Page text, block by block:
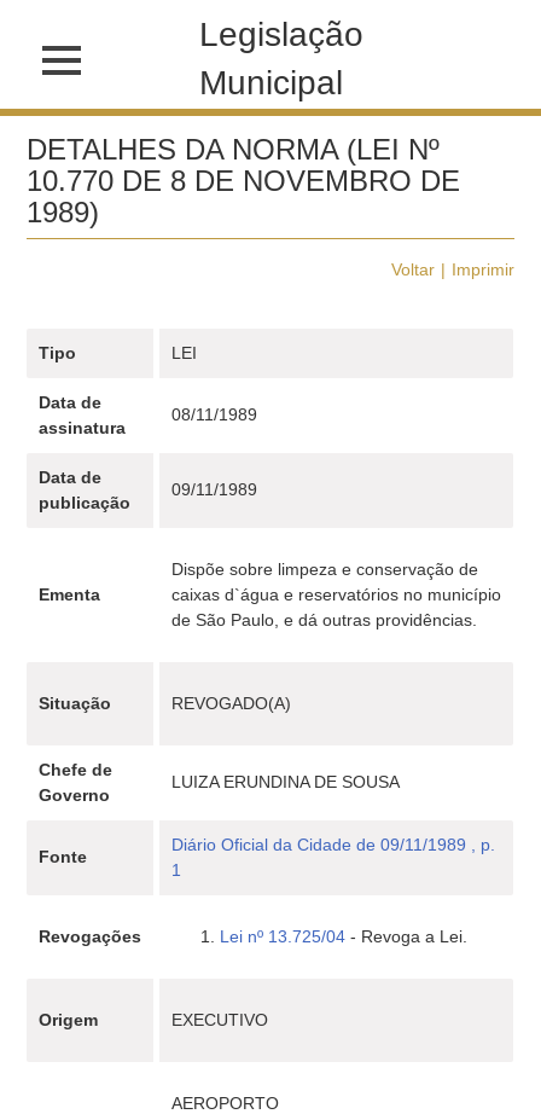
Legislação
Municipal
DETALHES DA NORMA (LEI Nº
10.770 DE 8 DE NOVEMBRO DE
1989)
Voltar Imprimir
Tipo LEI
Data de
assinatura
08/11/1989
Data de
publicação
09/11/1989
Ementa
Dispõe sobre limpeza e conservação de
caixas d`água e reservatórios no município
de São Paulo, e dá outras providências.
Situação REVOGADO(A)
Chefe de
Governo
LUIZA ERUNDINA DE SOUSA
Fonte
Diário Oficial da Cidade de 09/11/1989 , p.
1
Revogações Lei nº 13.725/04 - Revoga a Lei.
Origem EXECUTIVO
AEROPORTO